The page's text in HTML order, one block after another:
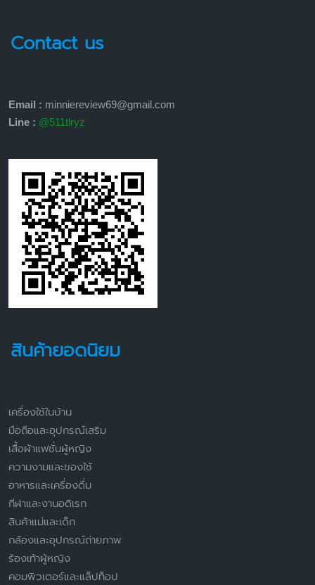
Contact us
Email : minniereview69@gmail.com
Line : @511tlryz
สินค้ายอดนิยม
เครื่องใช้ในบ้าน
มือถือและอุปกรณ์เสริม
เสื้อผ้าแฟชั่นผู้หญิง
ความงามและของใช้
อาหารและเครื่องดื่ม
กีฬาและงานอดิเรก
สินค้าแม่และเด็ก
กล้องและอุปกรณ์ถ่ายภาพ
ร้องเท้าผู้หญิง
คอมพิวเตอร์และแล็ปท็อป